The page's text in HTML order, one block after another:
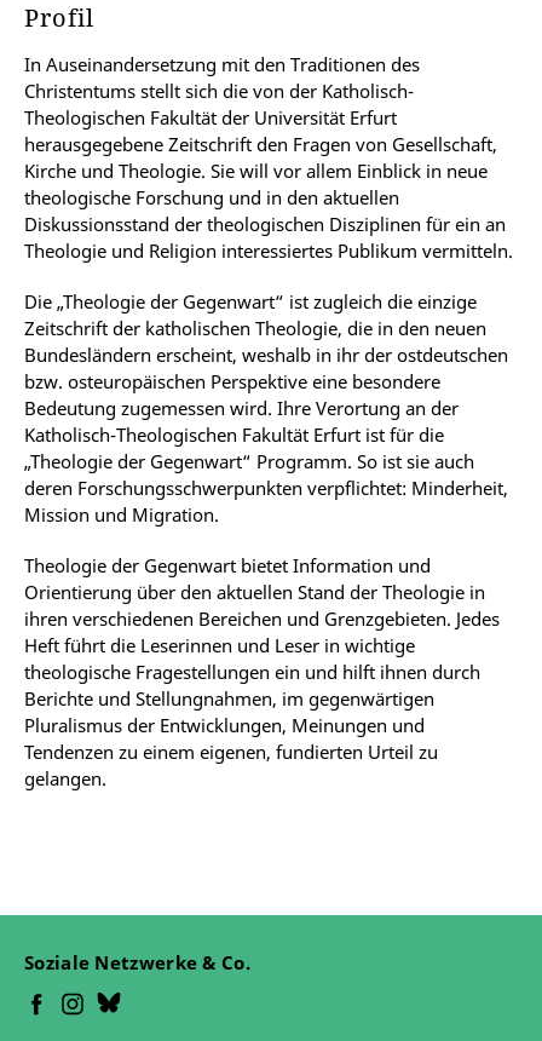
Profil
In Auseinandersetzung mit den Traditionen des
Christentums stellt sich die von der Katholisch-
Theologischen Fakultät der Universität Erfurt
herausgegebene Zeitschrift den Fragen von Gesellschaft,
Kirche und Theologie. Sie will vor allem Einblick in neue
theologische Forschung und in den aktuellen
Diskussionsstand der theologischen Disziplinen für ein an
Theologie und Religion interessiertes Publikum vermitteln.
Die „Theologie der Gegenwart“ ist zugleich die einzige
Zeitschrift der katholischen Theologie, die in den neuen
Bundesländern erscheint, weshalb in ihr der ostdeutschen
bzw. osteuropäischen Perspektive eine besondere
Bedeutung zugemessen wird. Ihre Verortung an der
Katholisch-Theologischen Fakultät Erfurt ist für die
„Theologie der Gegenwart“ Programm. So ist sie auch
deren Forschungsschwerpunkten verpflichtet: Minderheit,
Mission und Migration.
Theologie der Gegenwart bietet Information und
Orientierung über den aktuellen Stand der Theologie in
ihren verschiedenen Bereichen und Grenzgebieten. Jedes
Heft führt die Leserinnen und Leser in wichtige
theologische Fragestellungen ein und hilft ihnen durch
Berichte und Stellungnahmen, im gegenwärtigen
Pluralismus der Entwicklungen, Meinungen und
Tendenzen zu einem eigenen, fundierten Urteil zu
gelangen.
Soziale Netzwerke & Co.